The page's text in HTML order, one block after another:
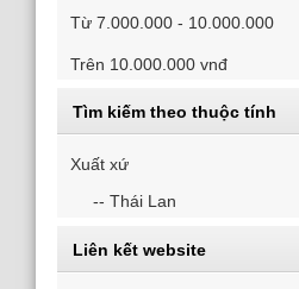
Từ 7.000.000 - 10.000.000
Trên 10.000.000 vnđ
Tìm kiếm theo thuộc tính
Xuất xứ
-- Thái Lan
Liên kết website